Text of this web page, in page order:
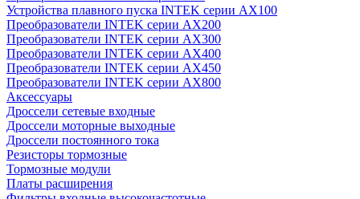
Устройства плавного пуска INTEK серии AX100
Преобразователи INTEK серии AX200
Преобразователи INTEK серии AX300
Преобразователи INTEK серии AX400
Преобразователи INTEK серии AX450
Преобразователи INTEK серии AX800
Аксессуары
Дроссели сетевые входные
Дроссели моторные выходные
Дроссели постоянного тока
Резисторы тормозные
Тормозные модули
Платы расширения